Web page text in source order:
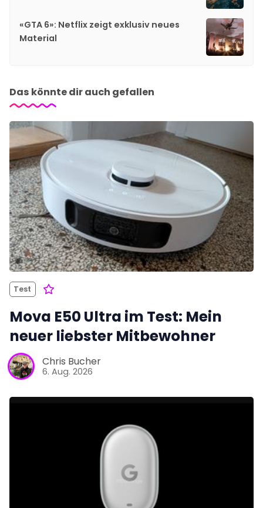
«GTA 6»: Netflix zeigt exklusiv neues
Material
Das könnte dir auch gefallen
Test
Mova E50 Ultra im Test: Mein
neuer liebster Mitbewohner
Chris Bucher
6. Aug. 2026